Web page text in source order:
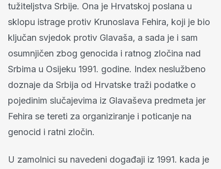
tužiteljstva Srbije. Ona je Hrvatskoj poslana u
sklopu istrage protiv Krunoslava Fehira, koji je bio
ključan svjedok protiv Glavaša, a sada je i sam
osumnjičen zbog genocida i ratnog zločina nad
Srbima u Osijeku 1991. godine. Index neslužbeno
doznaje da Srbija od Hrvatske traži podatke o
pojedinim slučajevima iz Glavaševa predmeta jer
Fehira se tereti za organiziranje i poticanje na
genocid i ratni zločin.
U zamolnici su navedeni događaji iz 1991. kada je